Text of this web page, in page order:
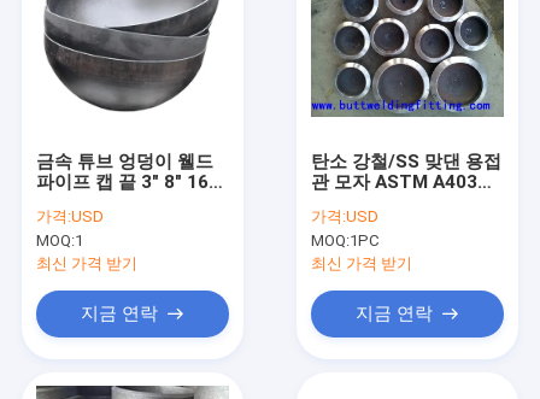
금속 튜브 엉덩이 웰드
파이프 캡 끝 3" 8" 16"
틸 파이프 캡 끝 플랜지
스터브 끝
가격:USD
MOQ:1
최신 가격 받기
지금 연락
탄소 강철/SS 맞댄 용접
관 모자 ASTM A403
WP316/316L
가격:USD
MOQ:1PC
최신 가격 받기
지금 연락